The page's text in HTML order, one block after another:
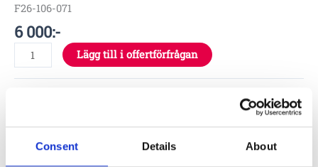
Consent Details About
F26-106-071
6 000:-
Lägg till i offertförfrågan